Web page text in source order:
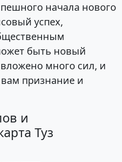
начала нового
успех,
быть новый
много сил, и
признание и
и
Туз